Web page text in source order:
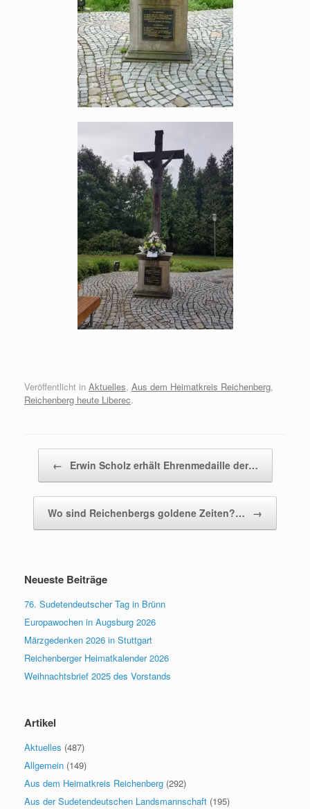
Veröffentlicht in Aktuelles, Aus dem Heimatkreis Reichenberg,
Reichenberg heute Liberec.
← Erwin Scholz erhält Ehrenmedaille der…
Wo sind Reichenbergs goldene Zeiten?… →
Neueste Beiträge
76. Sudetendeutscher Tag in Brünn
Europawochen in Augsburg 2026
Märzgedenken 2026 in Stuttgart
Reichenberger Heimatkalender 2026
Weihnachtsbrief 2025 des Vorstands
Artikel
Aktuelles (487)
Allgemein (149)
Aus dem Heimatkreis Reichenberg (292)
Aus der Sudetendeutschen Landsmannschaft (195)